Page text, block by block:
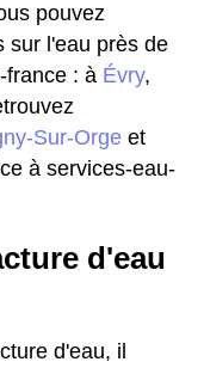
pouvez
sur l'eau près de
france : à Évry,
Sur-Orge et
à services-eau-
d'eau
d'eau, il